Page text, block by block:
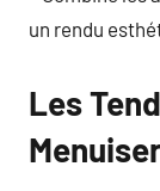
un rendu
Les